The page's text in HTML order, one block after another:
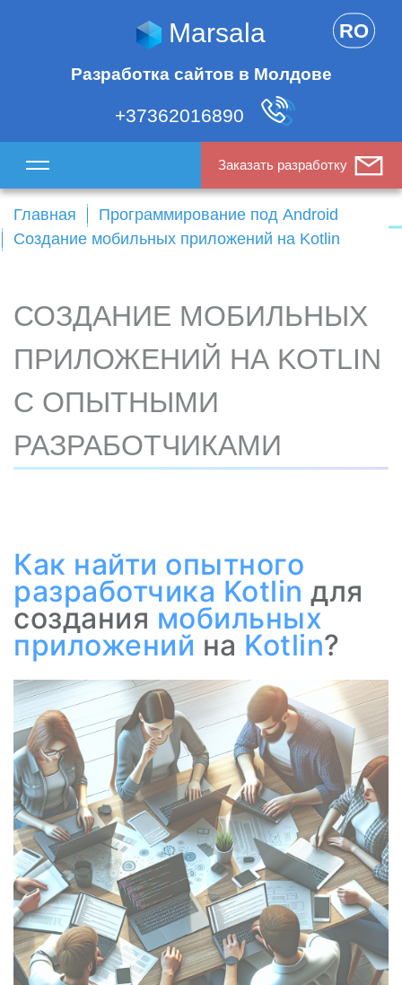
Marsala
Разработка сайтов в Молдове
+37362016890
RO
Заказать разработку
Главная
Программирование под Android
Создание мобильных приложений на Kotlin
СОЗДАНИЕ МОБИЛЬНЫХ
ПРИЛОЖЕНИЙ НА KOTLIN
С ОПЫТНЫМИ
РАЗРАБОТЧИКАМИ
Как найти опытного
разработчика Kotlin для
создания мобильных
приложений на Kotlin?